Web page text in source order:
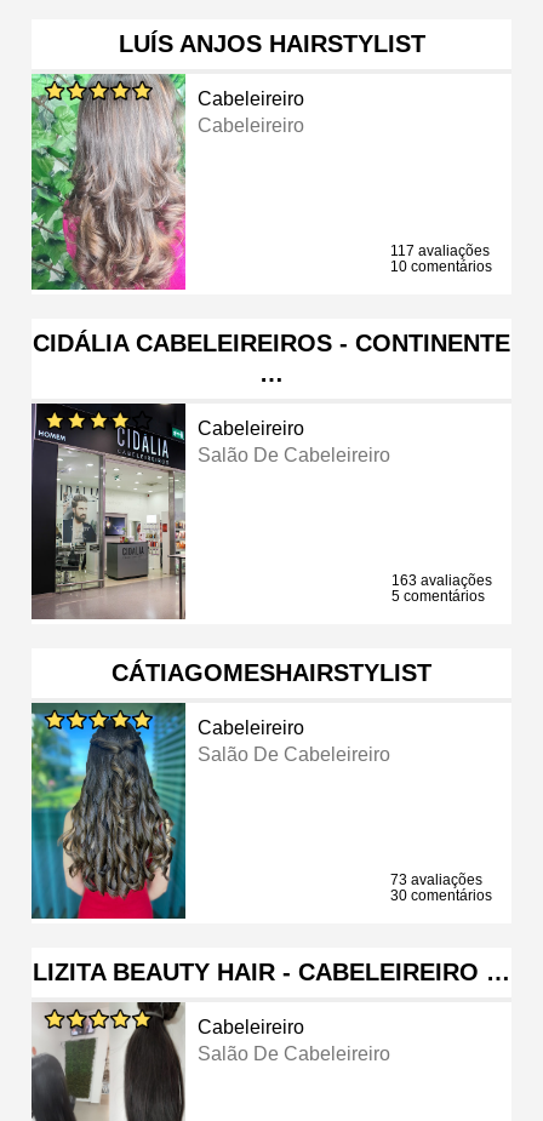
LUÍS ANJOS HAIRSTYLIST
Cabeleireiro
Cabeleireiro
117 avaliações
10 comentários
CIDÁLIA CABELEIREIROS - CONTINENTE
…
Cabeleireiro
Salão De Cabeleireiro
163 avaliações
5 comentários
CÁTIAGOMESHAIRSTYLIST
Cabeleireiro
Salão De Cabeleireiro
73 avaliações
30 comentários
LIZITA BEAUTY HAIR - CABELEIREIRO …
Cabeleireiro
Salão De Cabeleireiro